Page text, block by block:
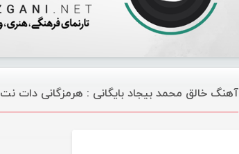
آهنگ خالق محمد بیجاد بایگانی : هرمزگانی دات نت